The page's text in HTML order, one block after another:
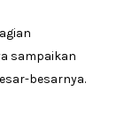
sampaikan
besarnya.